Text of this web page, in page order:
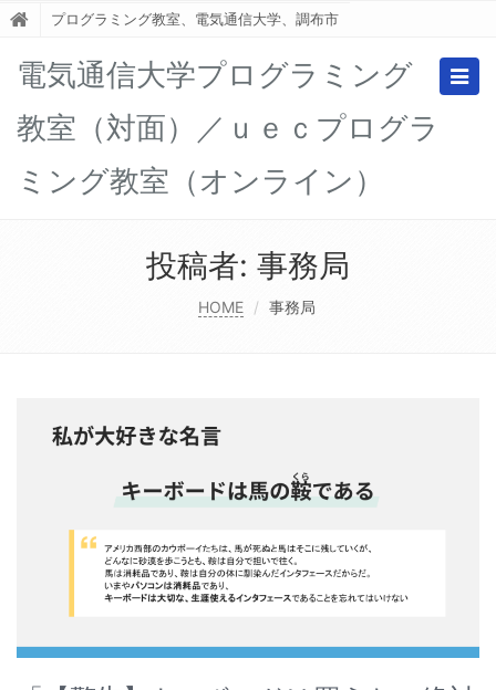
プログラミング教室、電気通信大学、調布市
電気通信大学プログラミング
教室（対面）／ｕｅｃプログラ
ミング教室（オンライン）
投稿者: 事務局
HOME 事務局